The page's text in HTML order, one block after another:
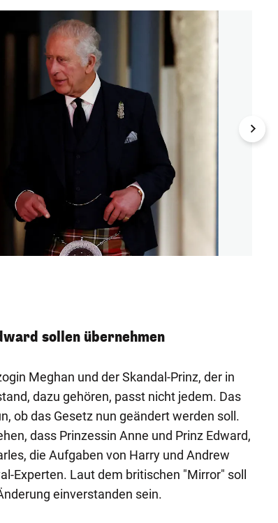
sollen übernehmen
Meghan und der Skandal-Prinz, der in
dazu gehören, passt nicht jedem. Das
ob das Gesetz nun geändert werden soll.
dass Prinzessin Anne und Prinz Edward,
die Aufgaben von Harry und Andrew
Experten. Laut dem britischen "Mirror" soll
einverstanden sein.